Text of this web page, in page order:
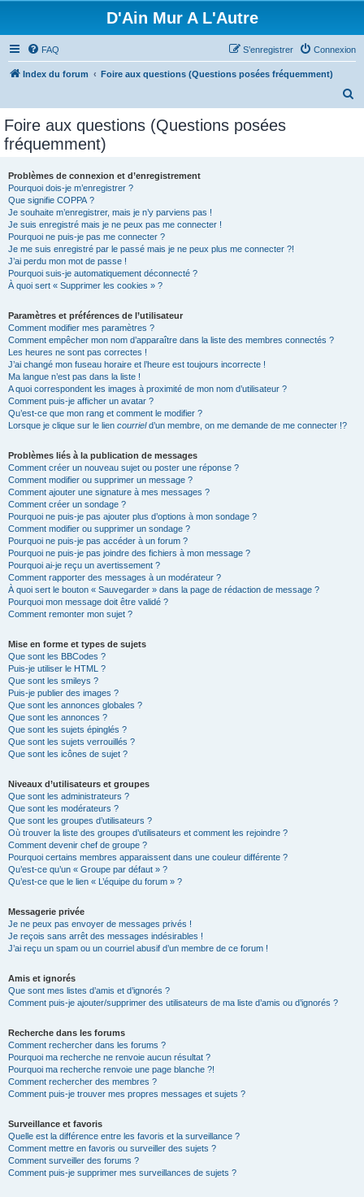
D'Ain Mur A L'Autre
FAQ Connexion
S’enregistrer
Index du forum
Foire aux questions (Questions posées fréquemment)
Foire aux questions (Questions posées
fréquemment)
Problèmes de connexion et d’enregistrement
Pourquoi dois-je m’enregistrer ?
Que signifie COPPA ?
Je souhaite m’enregistrer, mais je n’y parviens pas !
Je suis enregistré mais je ne peux pas me connecter !
Pourquoi ne puis-je pas me connecter ?
Je me suis enregistré par le passé mais je ne peux plus me connecter ?!
J’ai perdu mon mot de passe !
Pourquoi suis-je automatiquement déconnecté ?
À quoi sert « Supprimer les cookies » ?
Paramètres et préférences de l’utilisateur
Comment modifier mes paramètres ?
Comment empêcher mon nom d’apparaître dans la liste des membres connectés ?
Les heures ne sont pas correctes !
J’ai changé mon fuseau horaire et l’heure est toujours incorrecte !
Ma langue n’est pas dans la liste !
A quoi correspondent les images à proximité de mon nom d’utilisateur ?
Comment puis-je afficher un avatar ?
Qu’est-ce que mon rang et comment le modifier ?
Lorsque je clique sur le lien courrield’un membre, on me demande de me connecter !?
Problèmes liés à la publication de messages
Comment créer un nouveau sujet ou poster une réponse ?
Comment modifier ou supprimer un message ?
Comment ajouter une signature à mes messages ?
Comment créer un sondage ?
Pourquoi ne puis-je pas ajouter plus d’options à mon sondage ?
Comment modifier ou supprimer un sondage ?
Pourquoi ne puis-je pas accéder à un forum ?
Pourquoi ne puis-je pas joindre des fichiers à mon message ?
Pourquoi ai-je reçu un avertissement ?
Comment rapporter des messages à un modérateur ?
À quoi sert le bouton « Sauvegarder » dans la page de rédaction de message ?
Pourquoi mon message doit être validé ?
Comment remonter mon sujet ?
Mise en forme et types de sujets
Que sont les BBCodes ?
Puis-je utiliser le HTML ?
Que sont les smileys ?
Puis-je publier des images ?
Que sont les annonces globales ?
Que sont les annonces ?
Que sont les sujets épinglés ?
Que sont les sujets verrouillés ?
Que sont les icônes de sujet ?
Niveaux d’utilisateurs et groupes
Que sont les administrateurs ?
Que sont les modérateurs ?
Que sont les groupes d’utilisateurs ?
Où trouver la liste des groupes d’utilisateurs et comment les rejoindre ?
Comment devenir chef de groupe ?
Pourquoi certains membres apparaissent dans une couleur différente ?
Qu’est-ce qu’un « Groupe par défaut » ?
Qu’est-ce que le lien « L’équipe du forum » ?
Messagerie privée
Je ne peux pas envoyer de messages privés !
Je reçois sans arrêt des messages indésirables !
J’ai reçu un spam ou un courriel abusif d’un membre de ce forum !
Amis et ignorés
Que sont mes listes d’amis et d’ignorés ?
Comment puis-je ajouter/supprimer des utilisateurs de ma liste d’amis ou d’ignorés ?
Recherche dans les forums
Comment rechercher dans les forums ?
Pourquoi ma recherche ne renvoie aucun résultat ?
Pourquoi ma recherche renvoie une page blanche ?!
Comment rechercher des membres ?
Comment puis-je trouver mes propres messages et sujets ?
Surveillance et favoris
Quelle est la différence entre les favoris et la surveillance ?
Comment mettre en favoris ou surveiller des sujets ?
Comment surveiller des forums ?
Comment puis-je supprimer mes surveillances de sujets ?